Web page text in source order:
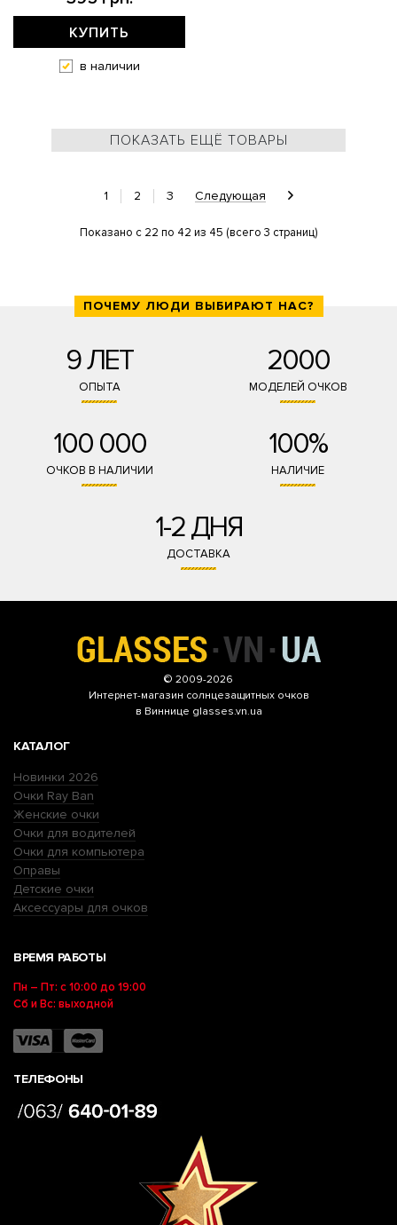
КУПИТЬ
в наличии
ПОКАЗАТЬ ЕЩЁ ТОВАРЫ
1 2 3 Следующая
Показано с 22 по 42 из 45 (всего 3 страниц)
ПОЧЕМУ ЛЮДИ ВЫБИРАЮТ НАС?
9 ЛЕТ
ОПЫТА
2000
МОДЕЛЕЙ ОЧКОВ
100 000
ОЧКОВ В НАЛИЧИИ
100%
НАЛИЧИЕ
1-2 ДНЯ
ДОСТАВКА
© 2009-2026
Интернет-магазин солнцезащитных очков
в Виннице glasses.vn.ua
КАТАЛОГ
Новинки 2026
Очки Ray Ban
Женские очки
Очки для водителей
Очки для компьютера
Оправы
Детские очки
Аксессуары для очков
ВРЕМЯ РАБОТЫ
Пн – Пт: с 10:00 до 19:00
Сб и Вс: выходной
ТЕЛЕФОНЫ